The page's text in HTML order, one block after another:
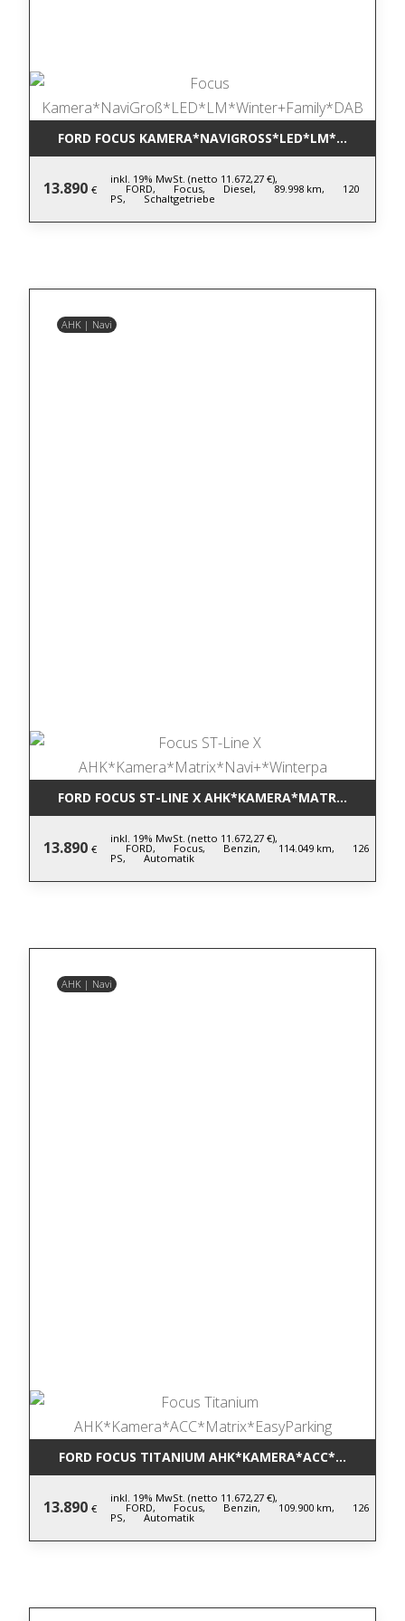
FORD FOCUS
13.890 €
inkl. 19% MwSt. (netto 11.672,27 €),
FORD, Focus, Diesel, 89.998 km, 120
PS, Schaltgetriebe
AHK | Navi
FORD FOCUS ST-LINE X
13.890 €
inkl. 19% MwSt. (netto 11.672,27 €),
FORD, Focus, Benzin, 114.049 km, 126
PS, Automatik
AHK | Navi
FORD FOCUS TITANIUM
13.890 €
inkl. 19% MwSt. (netto 11.672,27 €),
FORD, Focus, Benzin, 109.900 km, 126
PS, Automatik